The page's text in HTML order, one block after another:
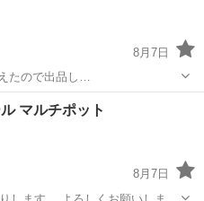
8月7日
たので出品し…
キッチン家電
マルチポット
8月7日